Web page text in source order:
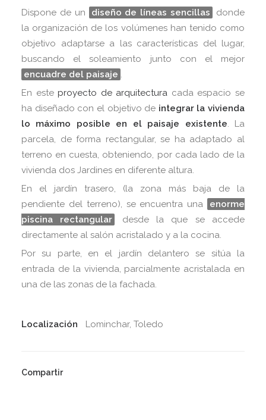
Dispone de un
diseño de líneas sencillas
donde
la organización de los volúmenes han tenido como
objetivo adaptarse a las características del lugar,
buscando el soleamiento junto con el mejor
encuadre del paisaje .
En este proyecto de arquitectura cada espacio se
ha diseñado con el objetivo de integrar la vivienda
lo máximo posible en el paisaje existente. La
parcela, de forma rectangular, se ha adaptado al
terreno en cuesta, obteniendo, por cada lado de la
vivienda dos Jardines en diferente altura.
En el jardín trasero, (la zona más baja de la
pendiente del terreno), se encuentra una
enorme
piscina rectangular
desde la que se accede
directamente al salón acristalado y a la cocina.
Por su parte, en el jardín delantero se sitúa la
entrada de la vivienda, parcialmente acristalada en
una de las zonas de la fachada.
Localización Lominchar, Toledo
Compartir